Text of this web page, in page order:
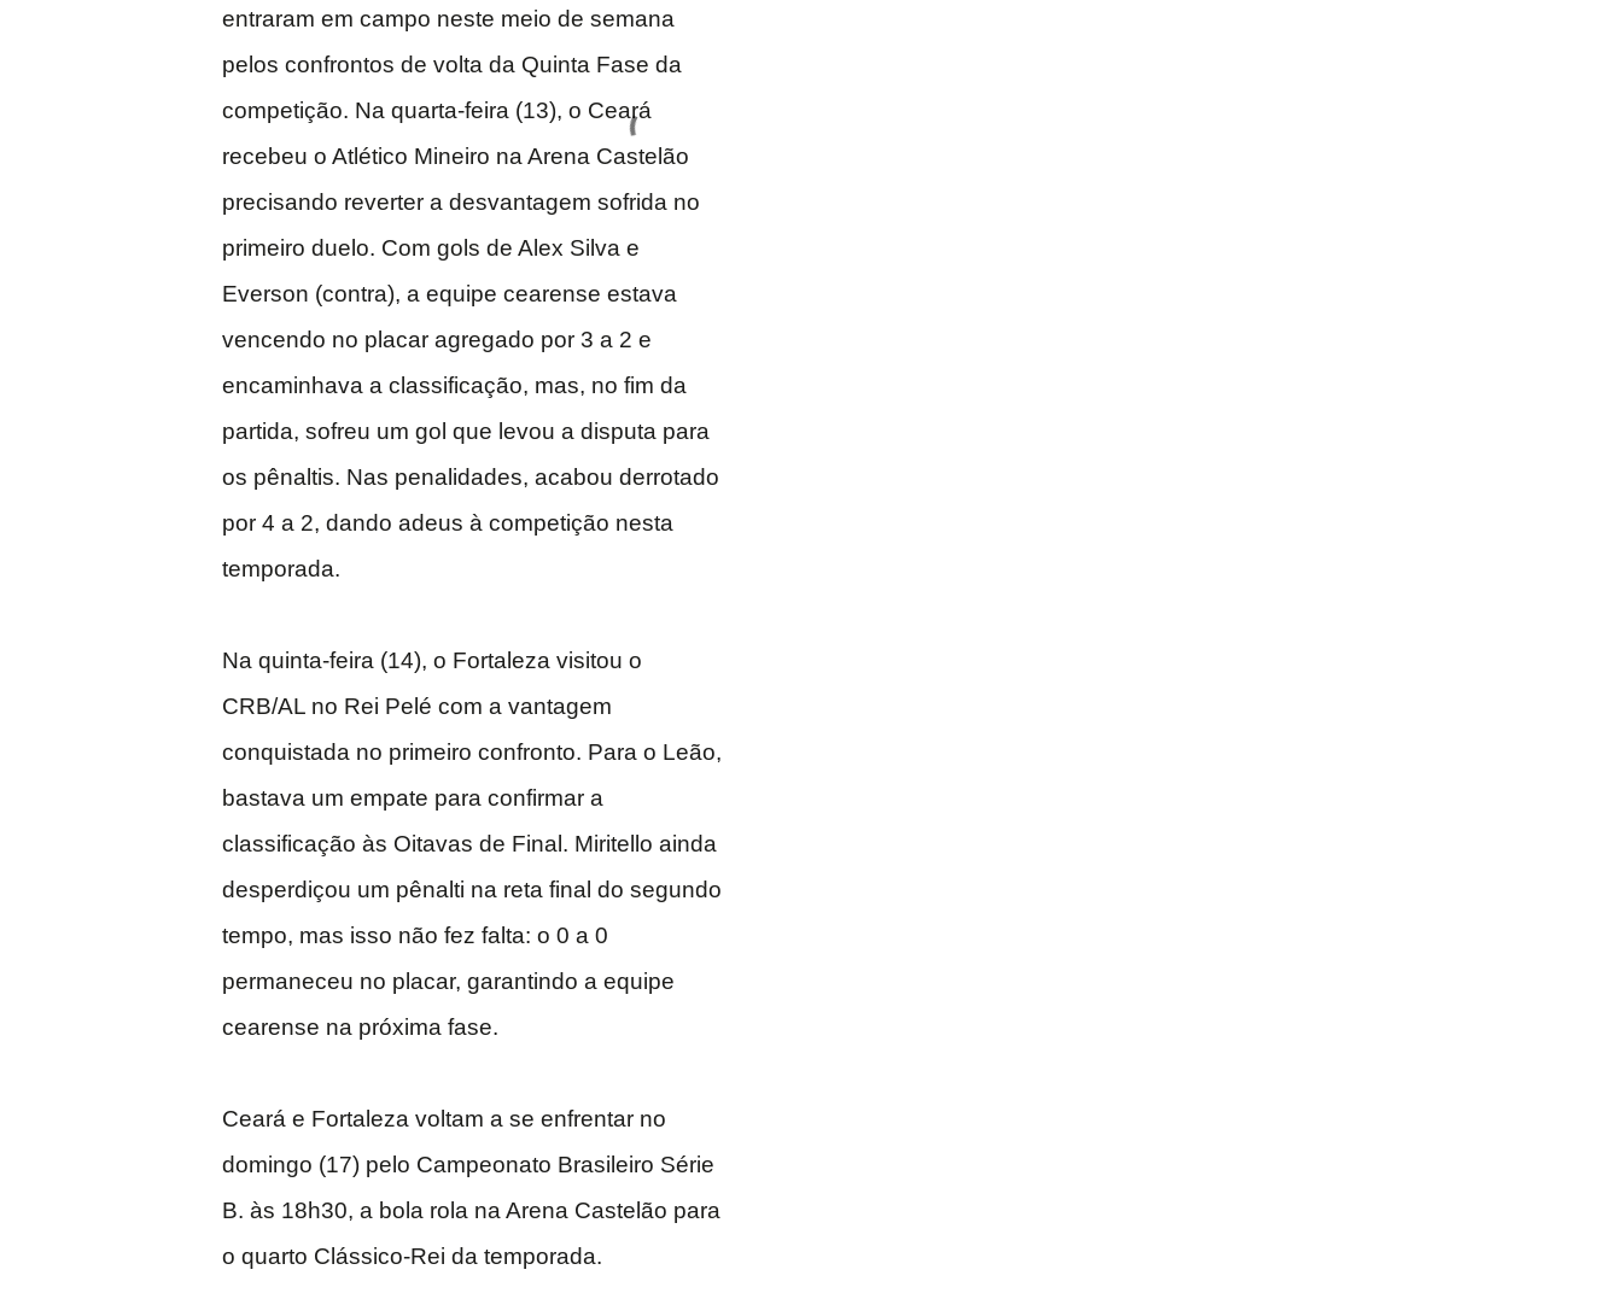
entraram em campo neste meio de semana
pelos confrontos de volta da Quinta Fase da
competição. Na quarta-feira (13), o Ceará
recebeu o Atlético Mineiro na Arena Castelão
precisando reverter a desvantagem sofrida no
primeiro duelo. Com gols de Alex Silva e
Everson (contra), a equipe cearense estava
vencendo no placar agregado por 3 a 2 e
encaminhava a classificação, mas, no fim da
partida, sofreu um gol que levou a disputa para
os pênaltis. Nas penalidades, acabou derrotado
por 4 a 2, dando adeus à competição nesta
temporada.
Na quinta-feira (14), o Fortaleza visitou o
CRB/AL no Rei Pelé com a vantagem
conquistada no primeiro confronto. Para o Leão,
bastava um empate para confirmar a
classificação às Oitavas de Final. Miritello ainda
desperdiçou um pênalti na reta final do segundo
tempo, mas isso não fez falta: o 0 a 0
permaneceu no placar, garantindo a equipe
cearense na próxima fase.
Ceará e Fortaleza voltam a se enfrentar no
domingo (17) pelo Campeonato Brasileiro Série
B. às 18h30, a bola rola na Arena Castelão para
o quarto Clássico-Rei da temporada.